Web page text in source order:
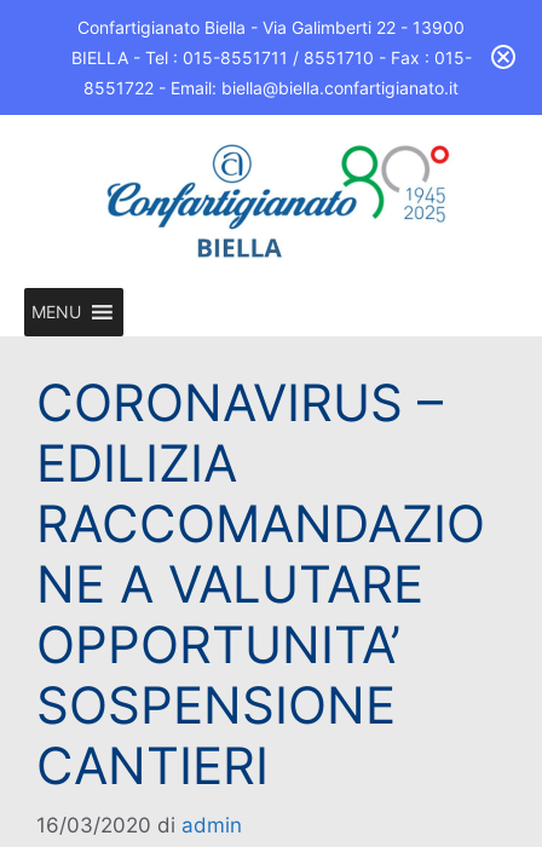
Confartigianato Biella - Via Galimberti 22 - 13900
BIELLA - Tel : 015-8551711 / 8551710 - Fax : 015-
8551722 - Email: biella@biella.confartigianato.it
MENU
CORONAVIRUS –
EDILIZIA
RACCOMANDAZIO
NE A VALUTARE
OPPORTUNITA’
SOSPENSIONE
CANTIERI
16/03/2020 di admin